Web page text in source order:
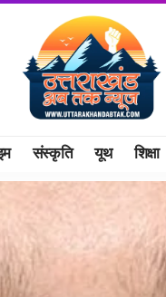
संस्कृति यूथ शिक्षा